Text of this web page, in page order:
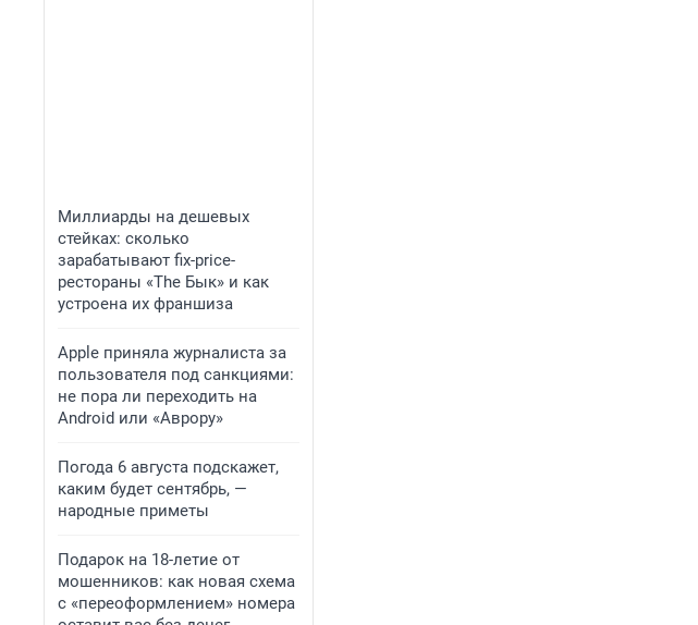
Миллиарды на дешевых
стейках: сколько
зарабатывают fix-price-
рестораны «The Бык» и как
устроена их франшиза
Apple приняла журналиста за
пользователя под санкциями:
не пора ли переходить на
Android или «Аврору»
Погода 6 августа подскажет,
каким будет сентябрь, —
народные приметы
Подарок на 18-летие от
мошенников: как новая схема
с «переоформлением» номера